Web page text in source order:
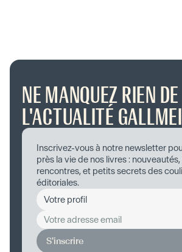
NE MANQUEZ RIEN DE
L'ACTUALITÉ
Inscrivez-vous à notre newsletter
près la vie de nos livres :
rencontres, et petits secrets des
éditoriales.
S'inscrire